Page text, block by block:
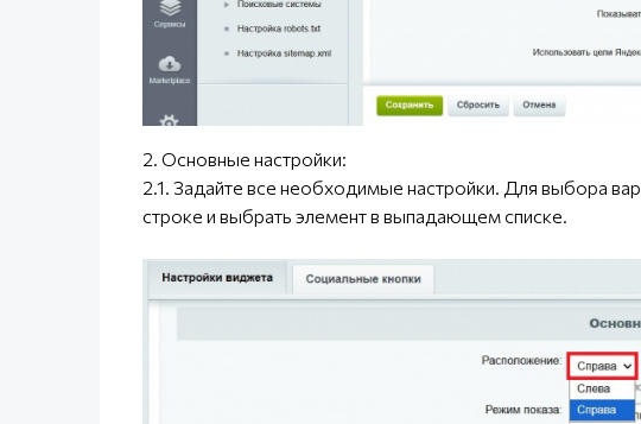
2. Основные настройки:
2.1. Задайте все необходимые настройки. Для выбора
строке и выбрать элемент в выпадающем списке.